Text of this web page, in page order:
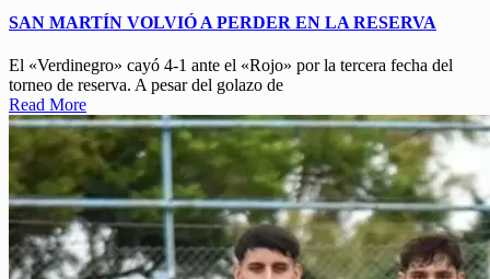
SAN MARTÍN VOLVIÓ A PERDER EN LA RESERVA
El «Verdinegro» cayó 4-1 ante el «Rojo» por la tercera fecha del
torneo de reserva. A pesar del golazo de
Read More